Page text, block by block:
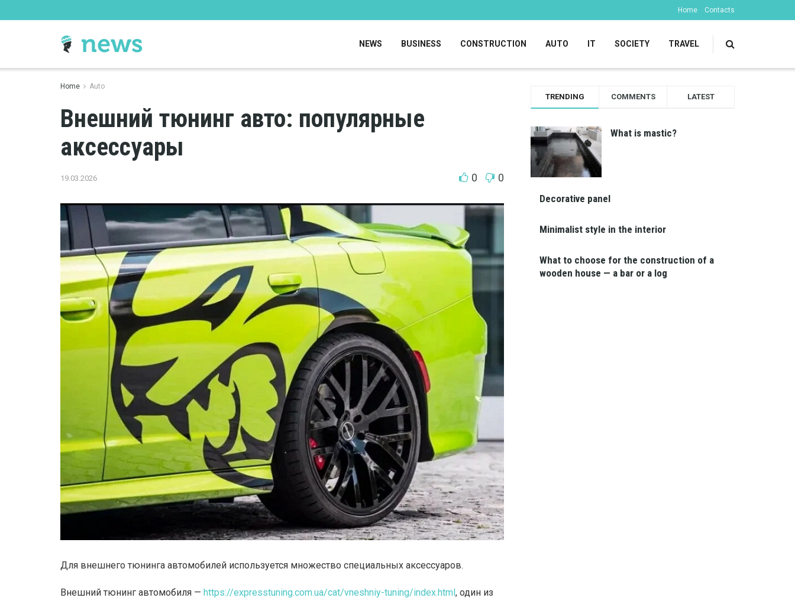
Home Contacts
NEWS BUSINESS CONSTRUCTION AUTO IT SOCIETY TRAVEL
Home Auto
Внешний тюнинг авто: популярные
аксессуары
19.03.2026 0 0
Для внешнего тюнинга автомобилей используется множество специальных аксессуаров.
Внешний тюнинг автомобиля — https://expresstuning.com.ua/cat/vneshniy-tuning/index.html, один из
TRENDING COMMENTS LATEST
What is mastic?
Decorative panel
Minimalist style in the interior
What to choose for the construction of a
wooden house — a bar or a log